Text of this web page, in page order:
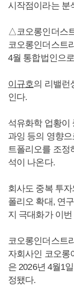
시작점이라는 분
△코오롱인더스
코오롱인더스트
4월 통합법인으
이규호의 리밸런
인다.
석유화학 업황이
과잉 등의 영향
트폴리오를 조정
석이 나온다.
회사도 중복 투
폴리오 확대, 연
지 극대화가 이
코오롱인더스트
자회사인 코오롱
은 2026년 4월1
정됐다.